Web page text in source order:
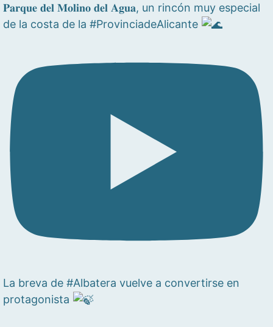
𝐏𝐚𝐫𝐪𝐮𝐞 𝐝𝐞𝐥 𝐌𝐨𝐥𝐢𝐧𝐨 𝐝𝐞𝐥 𝐀𝐠𝐮𝐚, un rincón muy especial
de la costa de la #ProvinciadeAlicante
La breva de #Albatera vuelve a convertirse en
protagonista